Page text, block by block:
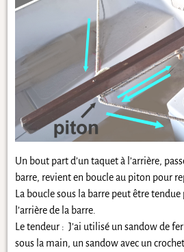
Un bout part d’un taquet à l’arrière,
barre, revient en boucle au piton pour
La boucle sous la barre peut être
l’arrière de la barre.
Le tendeur : J’ai utilisé un sandow de
sous la main, un sandow avec un